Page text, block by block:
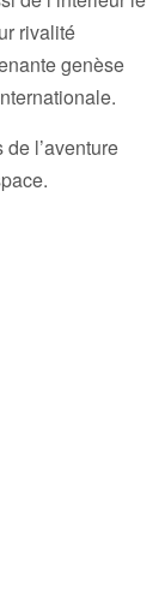
rivalité
genèse
l’aventure